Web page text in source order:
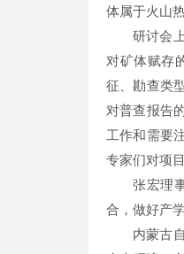
体属于火山
研讨会
对矿体赋存
征、勘查类
对普查报告
工作和需要
专家们对项
张宏理
合，做好产
内蒙古